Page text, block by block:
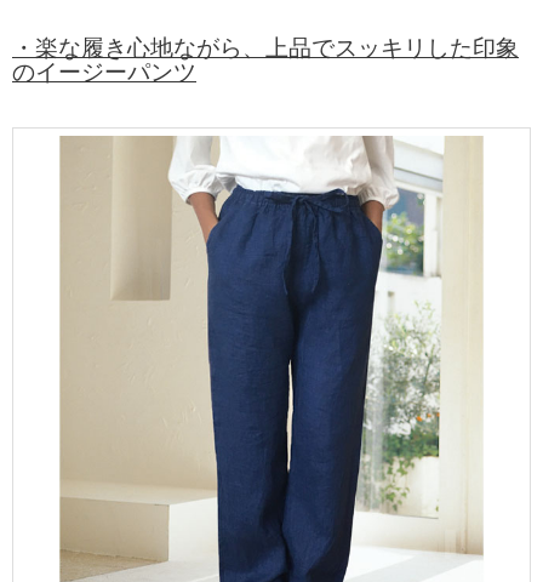
・楽な履き心地ながら、上品でスッキリした印象
のイージーパンツ